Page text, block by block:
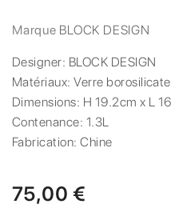
Marque BLOCK DESIGN
Designer: BLOCK DESIGN
Matériaux:Verre
Dimensions: H 19.2cm x L
Contenance: 1.3L
Fabrication:Chine
75,00 €